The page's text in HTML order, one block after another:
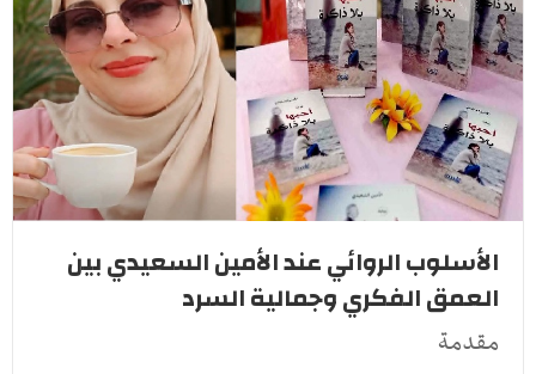
الأسلوب الروائي عند الأمين السعيدي بين
العمق الفكري وجمالية السرد
مقدمة